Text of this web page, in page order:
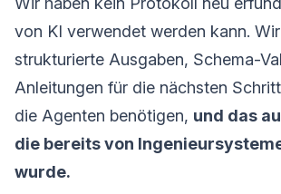
von KI verwendet werden kann.
strukturierte Ausgaben, Schema-
Anleitungen für die nächsten
die Agenten benötigen, und das
die bereits von
wurde.